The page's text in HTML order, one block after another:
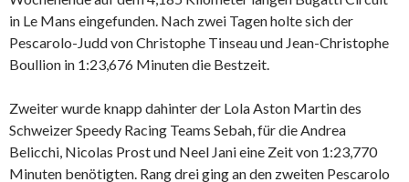
in Le Mans eingefunden. Nach zwei Tagen holte sich der
Pescarolo-Judd von Christophe Tinseau und Jean-Christophe
Boullion in 1:23,676 Minuten die Bestzeit.
Zweiter wurde knapp dahinter der Lola Aston Martin des
Schweizer Speedy Racing Teams Sebah, für die Andrea
Belicchi, Nicolas Prost und Neel Jani eine Zeit von 1:23,770
Minuten benötigten. Rang drei ging an den zweiten Pescarolo